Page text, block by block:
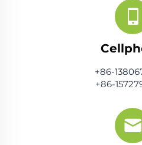
+86-
+86-